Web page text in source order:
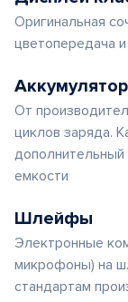
Оригинальная
цветопередача
От
циклов заряда.
дополнительный
емкости
Шлейфы
Электронные
микрофоны) на
стандартам